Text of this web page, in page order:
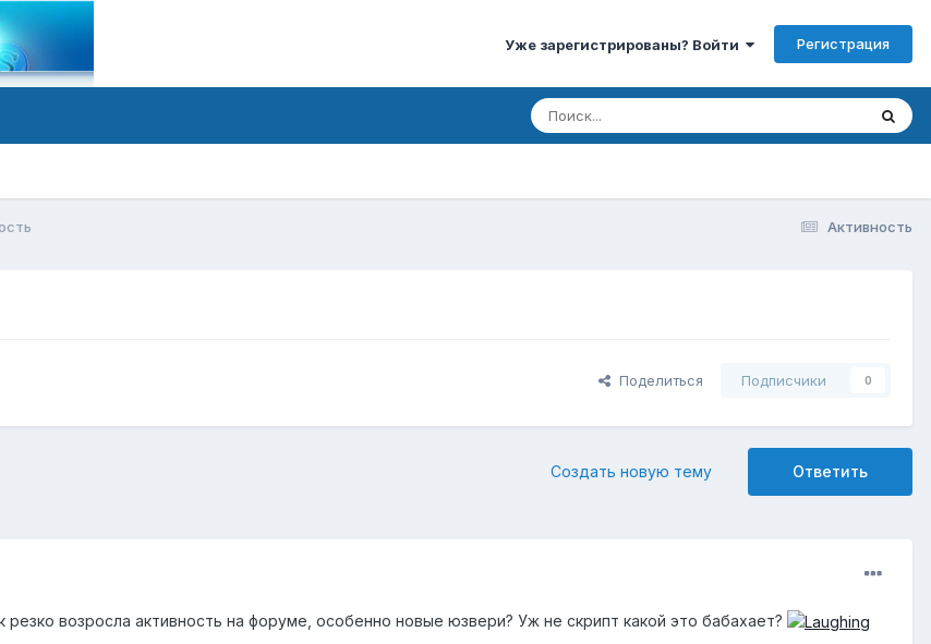
Уже зарегистрированы? Войти Регистрация
Активность
Поделиться Подписчики 0
Ответить
Создать новую тему
резко возросла активность на форуме, особенно новые юзвери? Уж не скрипт какой это бабахает?